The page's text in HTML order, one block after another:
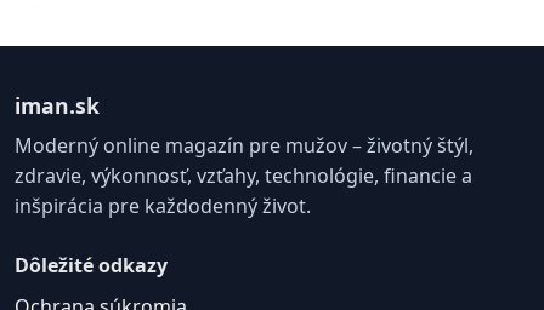
iman.sk
Moderný online magazín pre mužov – životný štýl,
zdravie, výkonnosť, vzťahy, technológie, financie a
inšpirácia pre každodenný život.
Dôležité odkazy